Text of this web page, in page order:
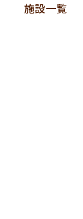
施設一覧